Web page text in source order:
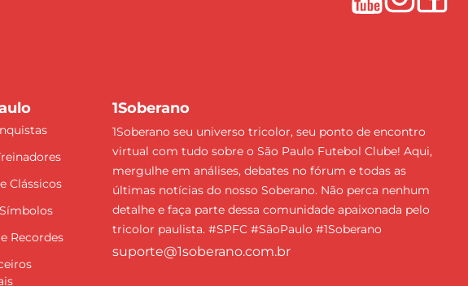
Clássicos
Recordes
1Soberano
1Soberano seu universo tricolor, seu ponto de encontro
virtual com tudo sobre o São Paulo Futebol Clube! Aqui,
mergulhe em análises, debates no fórum e todas as
últimas notícias do nosso Soberano. Não perca nenhum
detalhe e faça parte dessa comunidade apaixonada pelo
tricolor paulista. #SPFC #SãoPaulo #1Soberano
suporte@1soberano.com.br